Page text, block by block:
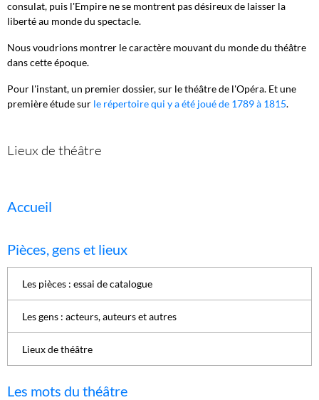
consulat, puis l'Empire ne se montrent pas désireux de laisser la
liberté au monde du spectacle.
Nous voudrions montrer le caractère mouvant du monde du théâtre
dans cette époque.
Pour l'instant, un premier dossier, sur le théâtre de l'Opéra. Et une
première étude sur le répertoire qui y a été joué de 1789 à 1815.
Lieux de théâtre
Accueil
Pièces, gens et lieux
Les pièces : essai de catalogue
Les gens : acteurs, auteurs et autres
Lieux de théâtre
Les mots du théâtre